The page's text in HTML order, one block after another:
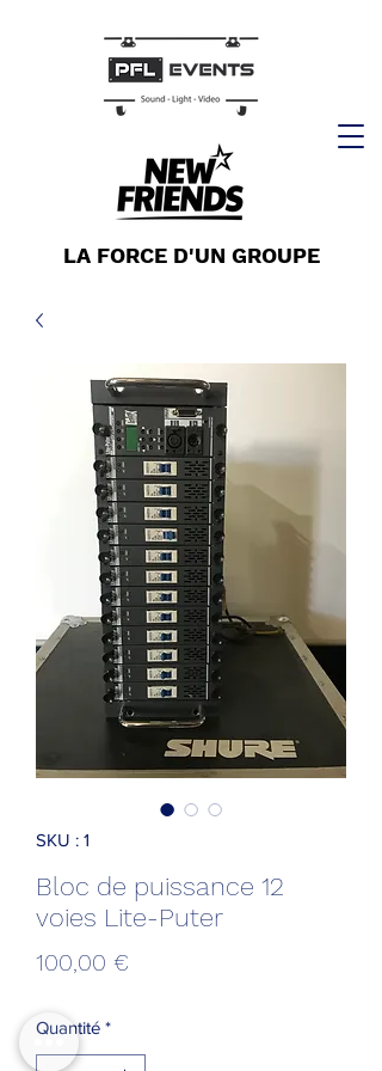
LA FORCE D'UN GROUPE
SKU : 1
Bloc de puissance 12
voies Lite-Puter
100,00 €
Quantité *